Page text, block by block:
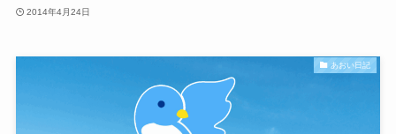
2014年4月24日
あおい日記